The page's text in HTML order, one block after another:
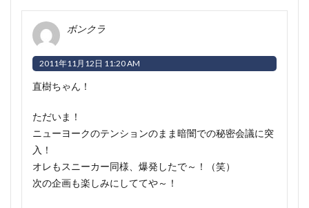
ボンクラ
2011年11月12日 11:20 AM
直樹ちゃん！
ただいま！
ニューヨークのテンションのまま暗闇での秘密会議に突
入！
オレもスニーカー同様、爆発したで～！（笑）
次の企画も楽しみにしててや～！